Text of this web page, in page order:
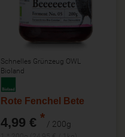
Schnelles Grünzeug OWL
Bioland
Rote Fenchel Bete
4,99 € * / 200g